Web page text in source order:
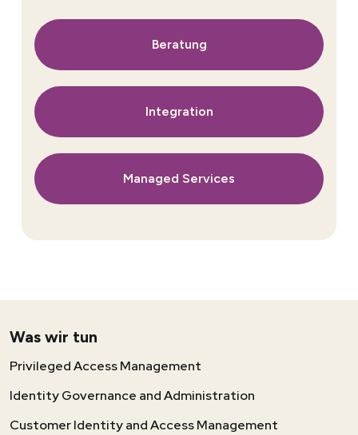
Beratung
Integration
Managed Services
Was wir tun
Privileged Access Management
Identity Governance and Administration
Customer Identity and Access Management